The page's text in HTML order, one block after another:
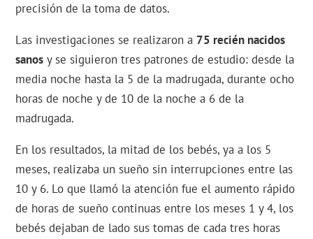
precisión de la toma de datos.
Las investigaciones se realizaron a 75 recién nacidos
sanos y se siguieron tres patrones de estudio: desde la
media noche hasta la 5 de la madrugada, durante ocho
horas de noche y de 10 de la noche a 6 de la
madrugada.
En los resultados, la mitad de los bebés, ya a los 5
meses, realizaba un sueño sin interrupciones entre las
10 y 6. Lo que llamó la atención fue el aumento rápido
de horas de sueño continuas entre los meses 1 y 4, los
bebés dejaban de lado sus tomas de cada tres horas